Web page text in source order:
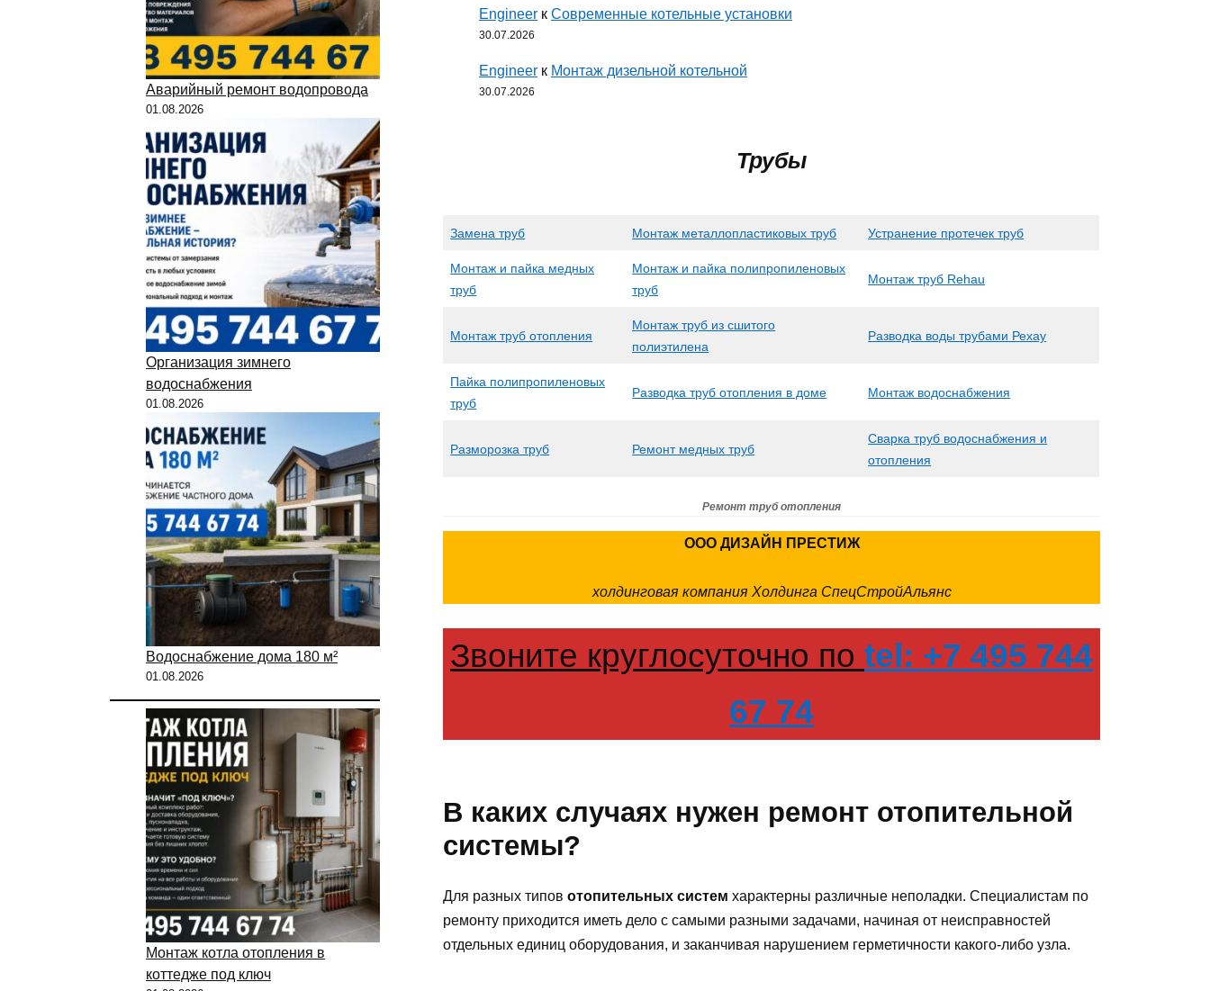
Engineer к Современные котельные установки
30.07.2026
Engineer к Монтаж дизельной котельной
30.07.2026
Трубы
Замена труб Монтаж металлопластиковых труб Устранение протечек труб
Монтаж и пайка медных
труб
Монтаж и пайка полипропиленовых
труб
Монтаж труб Rehau
Монтаж труб отопления
Монтаж труб из сшитого
полиэтилена
Разводка воды трубами Рехау
Пайка полипропиленовых
труб
Разводка труб отопления в доме Монтаж водоснабжения
Разморозка труб Ремонт медных труб
Сварка труб водоснабжения и
отопления
Ремонт труб отопления
ООО ДИЗАЙН ПРЕСТИЖ
холдинговая компания Холдинга СпецСтройАльянс
Звоните круглосуточно по tel: +7 495 744
67 74
В каких случаях нужен ремонт отопительной
системы?
Для разных типов отопительных систем характерны различные неполадки. Специалистам по
ремонту приходится иметь дело с самыми разными задачами, начиная от неисправностей
отдельных единиц оборудования, и заканчивая нарушением герметичности какого-либо узла.
Аварийный ремонт водопровода
01.08.2026
Организация зимнего
водоснабжения
01.08.2026
Водоснабжение дома 180 м²
01.08.2026
Монтаж котла отопления в
коттедже под ключ